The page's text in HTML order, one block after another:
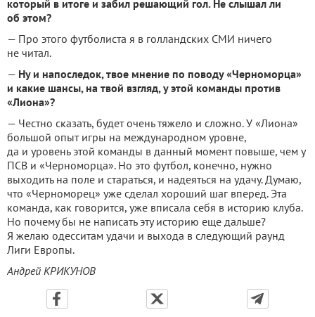
который в итоге и забил решающий гол. Не слышал ли
об этом?
— Про этого футболиста я в голландских СМИ ничего
не читал.
— Ну и напоследок, твое мнение по поводу «Черноморца»
и какие шансы, на твой взгляд, у этой команды против
«Лиона»?
— Честно сказать, будет очень тяжело и сложно. У «Лиона»
большой опыт игры на международном уровне,
да и уровень этой команды в данный момент повыше, чем у
ПСВ и «Черноморца». Но это футбол, конечно, нужно
выходить на поле и стараться, и надеяться на удачу. Думаю,
что «Черноморец» уже сделал хороший шаг вперед. Эта
команда, как говорится, уже вписала себя в историю клуба.
Но почему бы не написать эту историю еще дальше?
Я желаю одесситам удачи и выхода в следующий раунд
Лиги Европы.
Андрей КРИКУНОВ